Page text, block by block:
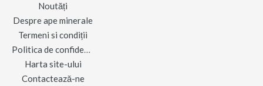
Noutăți
Despre ape minerale
Termeni si condiții
Politica de confidențialitate
Harta site-ului
Contactează-ne